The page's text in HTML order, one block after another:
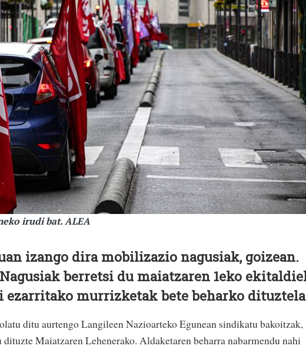
irudi bat. ALEA
izango dira mobilizazio nagusiak, goizean.
berretsi du maiatzaren 1eko
ezarritako murrizketak bete beharko
ditu aurtengo Langileen Nazioarteko Egunean sindikatu bakoitzak,
Maiatzaren Lehenerako. Aldaketaren beharra nabarmendu nahi